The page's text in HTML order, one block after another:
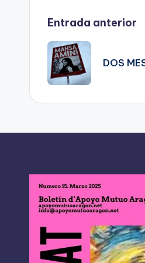
de
entradas
Entrada anterior
DOS